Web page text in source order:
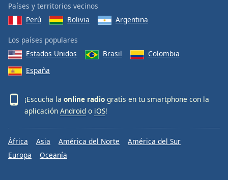
Países y territorios vecinos
Perú
Bolivia Argentina
Los países populares
Estados Unidos
Brasil
Colombia
España
¡Escucha la online radio gratis en tu smartphone con la
aplicación Android o iOS!
África Asia América del Norte
América del Sur
Europa
Oceanía